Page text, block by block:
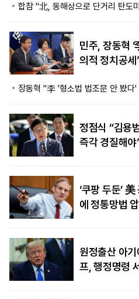
합참 "北, 동해상으로 단거리 탄도
민주, 장동혁
의적 정치공세
장동혁 "李 '형소법 법조문 안 봤다'
정점식 “김용
즉각 경질해야
‘쿠팡 두둔’
에 정통망법
원정출산 아
프, 행정명령